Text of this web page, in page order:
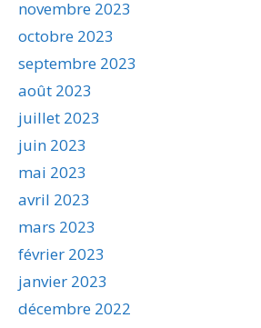
novembre 2023
octobre 2023
septembre 2023
août 2023
juillet 2023
juin 2023
mai 2023
avril 2023
mars 2023
février 2023
janvier 2023
décembre 2022